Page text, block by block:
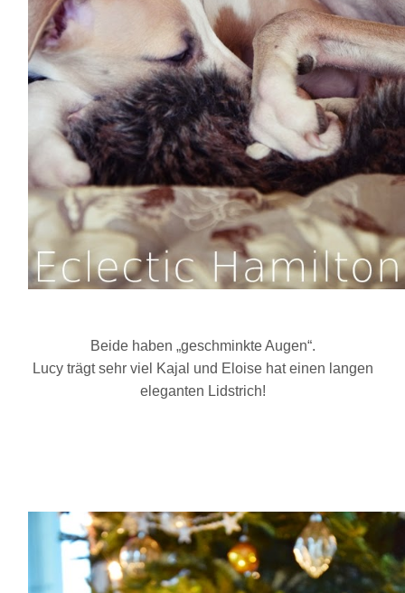
Beide haben „geschminkte Augen“.
Lucy trägt sehr viel Kajal und Eloise hat einen langen
eleganten Lidstrich!